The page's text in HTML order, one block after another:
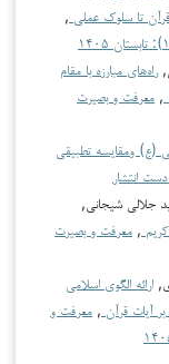
تا سلوک عملی ,
راه‌های مبارزه با مقام
, معرفت و بصیرت
(ع) ومقایسه تطبیقی
انتشار
جلالی شیجانی,
, معرفت و بصیرت
ارائه الگوی اسلامی
آیات قرآن , معرفت و